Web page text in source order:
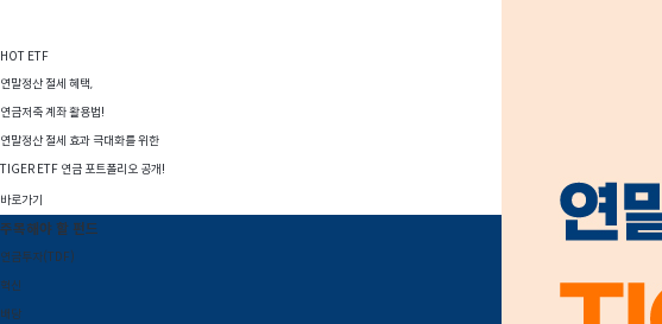
HOT ETF
연말정산 절세 혜택,
연금저축 계좌 활용법!
연말정산 절세 효과 극대화를 위한
TIGER ETF 연금 포트폴리오 공개!
바로가기
주목해야 할 펀드
연금투자(TDF)
혁신
배당